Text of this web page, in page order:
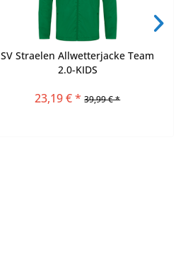
SV Straelen Allwetterjacke Team
2.0-KIDS
23,19 € * 39,99 € *